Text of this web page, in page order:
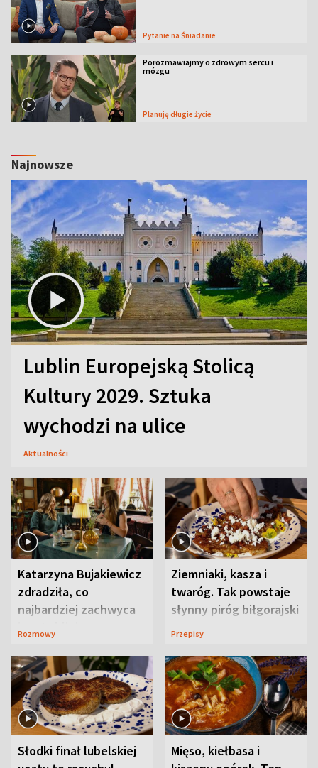
Pytanie na Śniadanie
Porozmawiajmy o zdrowym sercu i
mózgu
Planuję długie życie
Najnowsze
Lublin Europejską Stolicą
Kultury 2029. Sztuka
wychodzi na ulice
Aktualności
Katarzyna Bujakiewicz
zdradziła, co
najbardziej zachwyca
ją w Lublinie
Rozmowy
Ziemniaki, kasza i
twaróg. Tak powstaje
słynny piróg biłgorajski
Przepisy
Słodki finał lubelskiej
Mięso, kiełbasa i